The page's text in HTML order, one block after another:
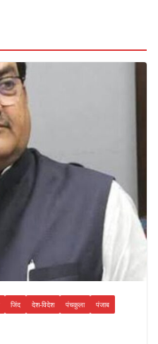
जिंद देश-विदेश पंचकुला
पंजाब